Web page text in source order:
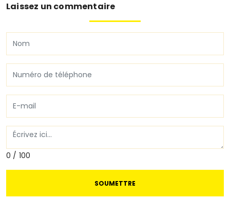
Laissez un commentaire
0 / 100
SOUMETTRE